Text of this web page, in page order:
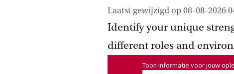
Laatst gewijzigd op08-08-2026
Identify your unique
different roles and
Toon informatie voor opleiding:
Toon informatie voor jouw